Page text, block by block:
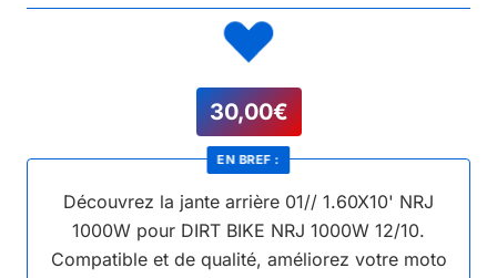
30,00€
Découvrez la jante arrière 01// 1.60X10' NRJ
1000W pour DIRT BIKE NRJ 1000W 12/10.
Compatible et de qualité, améliorez votre moto
EN BREF :